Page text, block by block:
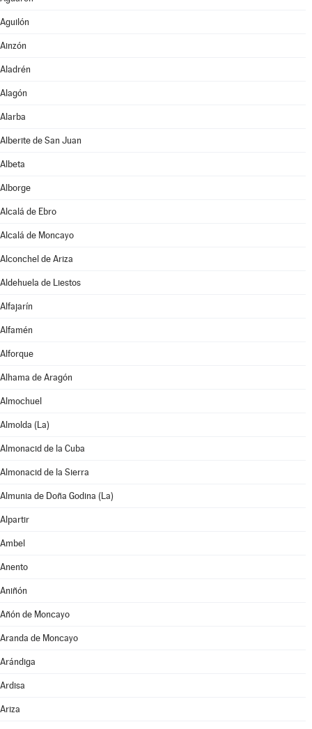
Aguilón
Ainzón
Aladrén
Alagón
Alarba
Alberite de San Juan
Albeta
Alborge
Alcalá de Ebro
Alcalá de Moncayo
Alconchel de Ariza
Aldehuela de Liestos
Alfajarín
Alfamén
Alforque
Alhama de Aragón
Almochuel
Almolda (La)
Almonacid de la Cuba
Almonacid de la Sierra
Almunia de Doña Godina (La)
Alpartir
Ambel
Anento
Aniñón
Añón de Moncayo
Aranda de Moncayo
Arándiga
Ardisa
Ariza